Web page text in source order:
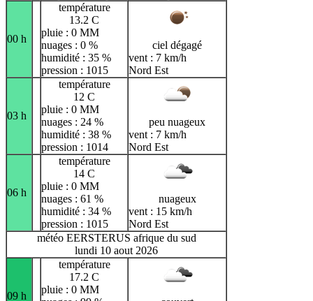
00 h
température
13.2 C
pluie : 0 MM
nuages : 0 %
humidité : 35 %
pression : 1015
ciel dégagé
vent : 7 km/h
Nord Est
03 h
température
12 C
pluie : 0 MM
nuages : 24 %
humidité : 38 %
pression : 1014
peu nuageux
vent : 7 km/h
Nord Est
06 h
température
14 C
pluie : 0 MM
nuages : 61 %
humidité : 34 %
pression : 1015
nuageux
vent : 15 km/h
Nord Est
météo EERSTERUS afrique du sud
lundi 10 aout 2026
09 h
température
17.2 C
pluie : 0 MM